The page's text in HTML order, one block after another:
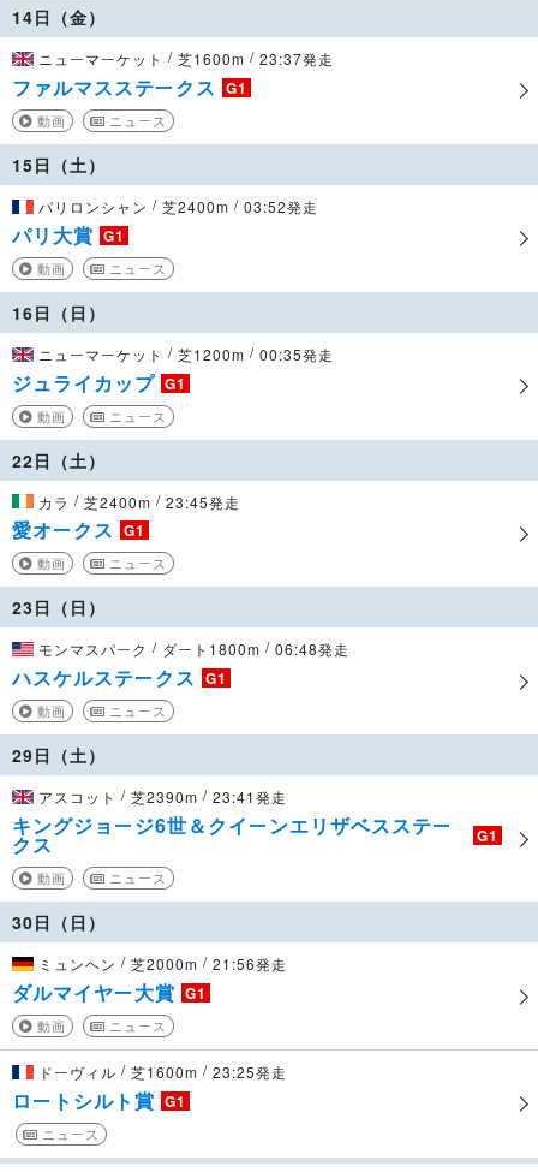
14日（金）
ニューマーケット / 芝1600m / 23:37発走
ファルマスステークス G1
動画 ニュース
15日（土）
パリロンシャン / 芝2400m / 03:52発走
パリ大賞 G1
動画 ニュース
16日（日）
ニューマーケット / 芝1200m / 00:35発走
ジュライカップ G1
動画 ニュース
22日（土）
カラ / 芝2400m / 23:45発走
愛オークス G1
動画 ニュース
23日（日）
モンマスパーク / ダート1800m / 06:48発走
ハスケルステークス G1
動画 ニュース
29日（土）
アスコット / 芝2390m / 23:41発走
キングジョージ6世＆クイーンエリザベスステー
クス G1
動画 ニュース
30日（日）
ミュンヘン / 芝2000m / 21:56発走
ダルマイヤー大賞 G1
動画 ニュース
ドーヴィル / 芝1600m / 23:25発走
ロートシルト賞 G1
ニュース